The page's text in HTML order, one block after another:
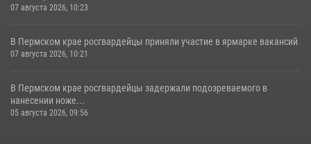
07 августа 2026, 10:23
В Пермском крае росгвардейцы приняли участие в ярмарке вакансий
07 августа 2026, 10:21
В Пермском крае росгвардейцы задержали подозреваемого в
нанесении ноже...
05 августа 2026, 09:56